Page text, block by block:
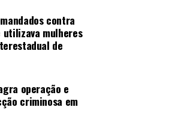
contra
mulheres
de
operação e
criminosa em